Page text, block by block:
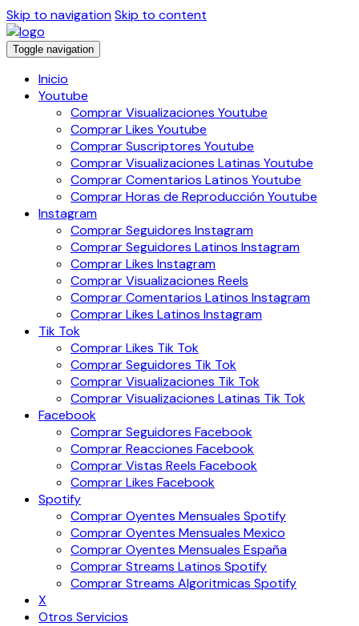
Skip to navigationSkip to content
Toggle navigation
Inicio
Youtube
Comprar Visualizaciones Youtube
Comprar Likes Youtube
Comprar Suscriptores Youtube
Comprar Visualizaciones Latinas Youtube
Comprar Comentarios Latinos Youtube
Comprar Horas de Reproducción Youtube
Instagram
Comprar Seguidores Instagram
Comprar Seguidores Latinos Instagram
Comprar Likes Instagram
Comprar Visualizaciones Reels
Comprar Comentarios Latinos Instagram
Comprar Likes Latinos Instagram
Tik Tok
Comprar Likes Tik Tok
Comprar Seguidores Tik Tok
Comprar Visualizaciones Tik Tok
Comprar Visualizaciones Latinas Tik Tok
Facebook
Comprar Seguidores Facebook
Comprar Reacciones Facebook
Comprar Vistas Reels Facebook
Comprar Likes Facebook
Spotify
Comprar Oyentes Mensuales Spotify
Comprar Oyentes Mensuales Mexico
Comprar Oyentes Mensuales España
Comprar Streams Latinos Spotify
Comprar Streams Algoritmicas Spotify
X
Otros Servicios